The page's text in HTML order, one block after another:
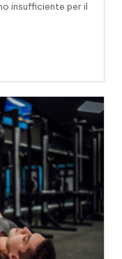
insufficiente per il